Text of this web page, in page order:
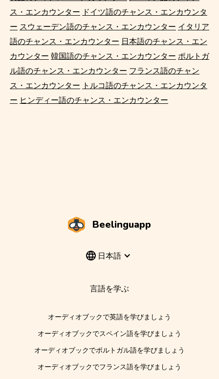
ス・エンカウンター ドイツ語のチャンス・エンカウンタ
ー スウェーデン語のチャンス・エンカウンター イタリア
語のチャンス・エンカウンター 日本語のチャンス・エン
カウンター 韓国語のチャンス・エンカウンター ポルトガ
ル語のチャンス・エンカウンター フランス語のチャン
ス・エンカウンター トルコ語のチャンス・エンカウンタ
ー ヒンディー語のチャンス・エンカウンター
Beelinguapp
日本語
言語を学ぶ
オーディオブックで英語を学びましょう
オーディオブックでスペイン語を学びましょう
オーディオブックでポルトガル語を学びましょう
オーディオブックでフランス語を学びましょう